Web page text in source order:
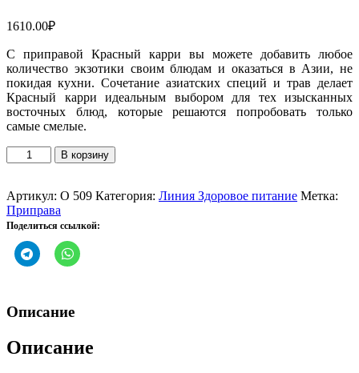
1610.00₽
С приправой Красный карри вы можете добавить любое
количество экзотики своим блюдам и оказаться в Азии, не
покидая кухни. Сочетание азиатских специй и трав делает
Красный карри идеальным выбором для тех изысканных
восточных блюд, которые решаются попробовать только
самые смелые.
Количество
товара
Приправа
Красный
карри
В корзину
Артикул: O 509 Категория: Линия Здоровое питание Метка:
Приправа
Поделиться ссылкой:
Описание
Описание